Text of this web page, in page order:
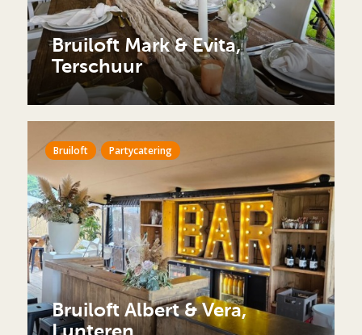
Bruiloft Mark & Evita,
Terschuur
Bruiloft Partycatering
Bruiloft Albert & Vera,